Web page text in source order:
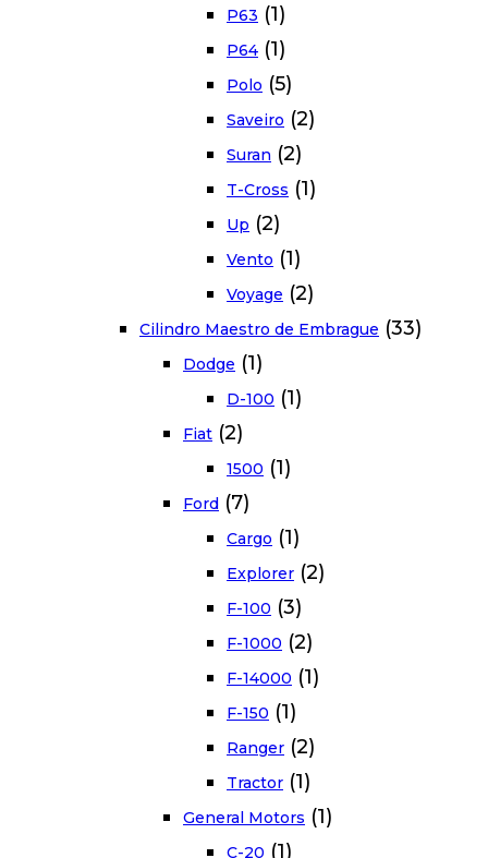
P63 (1)
P64 (1)
Polo (5)
Saveiro (2)
Suran (2)
T-Cross (1)
Up (2)
Vento (1)
Voyage (2)
Cilindro Maestro de Embrague (33)
Dodge (1)
D-100 (1)
Fiat (2)
1500 (1)
Ford (7)
Cargo (1)
Explorer (2)
F-100 (3)
F-1000 (2)
F-14000 (1)
F-150 (1)
Ranger (2)
Tractor (1)
General Motors (1)
C-20 (1)